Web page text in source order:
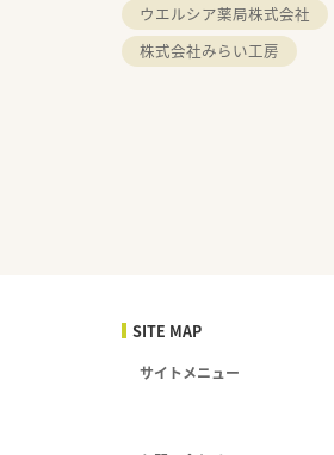
ウエルシア薬局株式会社
株式会社みらい工房
SITE MAP
サイトメニュー